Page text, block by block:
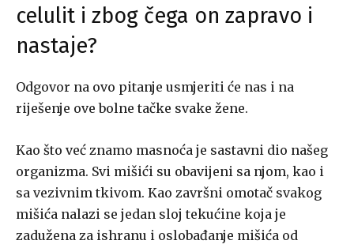
celulit i zbog čega on zapravo i
nastaje?
Odgovor na ovo pitanje usmjeriti će nas i na
riješenje ove bolne tačke svake žene.
Kao što već znamo masnoća je sastavni dio našeg
organizma. Svi mišići su obavijeni sa njom, kao i
sa vezivnim tkivom. Kao završni omotač svakog
mišića nalazi se jedan sloj tekućine koja je
zadužena za ishranu i oslobađanje mišića od